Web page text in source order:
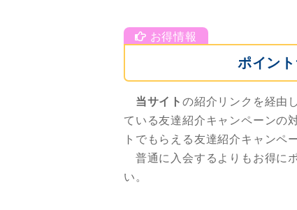
ポイン
当サイトの紹介リンクを経由
ている友達紹介キャンペーンの
トでもらえる友達紹介キャンペ
普通に入会するよりもお得に
い。